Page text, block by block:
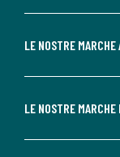
LE NOSTRE MARCHE
LE NOSTRE MARCHE